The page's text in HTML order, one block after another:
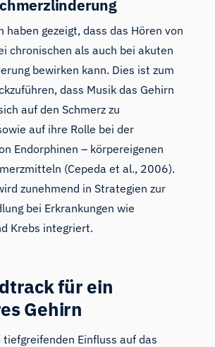
haben gezeigt, dass das Hören von
chronischen als auch bei akuten
bewirken kann. Dies ist zum
dass Musik das Gehirn
auf den Schmerz zu
auf ihre Rolle bei der
Endorphinen – körpereigenen
(Cepeda et al., 2006).
zunehmend in Strategien zur
bei Erkrankungen wie
Krebs integriert.
für ein
Gehirn
Einfluss auf das